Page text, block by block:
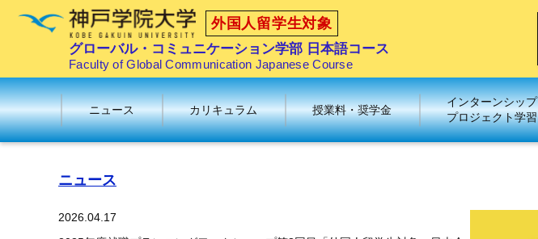
外国人留学生対象
グローバル・コミュニケーション学部 日本語コース
Faculty of Global Communication Japanese Course
ニュース カリキュラム 授業料・奨学金
インターンシップ
プロジェクト学習
ニュース
2026.04.17